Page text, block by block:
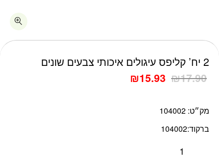
2 יח’ קליפס עיגולים איכותי צבעים שונים
₪17.90
₪15.93
מק״ט: 104002
ברקוד:104002
כמות 2 יח' קליפס עיגולים איכותי צבעים שונים